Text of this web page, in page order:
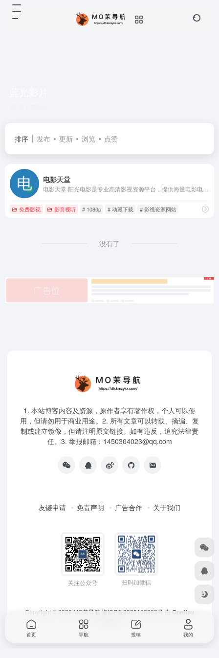
排序 发布 更新 浏览 点赞
电影天堂
免费影视 影音视听 # 1080p # 动漫下载 # 影视资源网站
没有了
1. 本站博客内容及资源，原作者享有著作权，个人可以使
用，但请勿用于商业用途。2. 所有文章可以转载、摘编、复
制或建立镜像，但请注明原文链接。如有违反，追究法律责
任。3. 举报邮箱：1450304023@qq.com
友链申请 免责声明 广告合作 关于我们
关注公众号 扫码加微信
Copyright © 2026 MO茉导航 湘ICP备2025108893号 由 OneNav
首页 导航 投稿 我的